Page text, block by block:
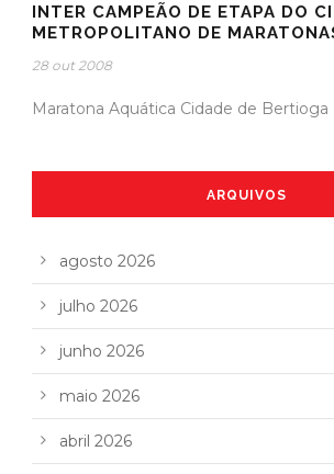
INTER CAMPEÃO DE ETAPA DO
METROPOLITANO DE
28 out 2008
Maratona Aquática Cidade de Bertioga
ARQUIVOS
agosto 2026
julho 2026
junho 2026
maio 2026
abril 2026